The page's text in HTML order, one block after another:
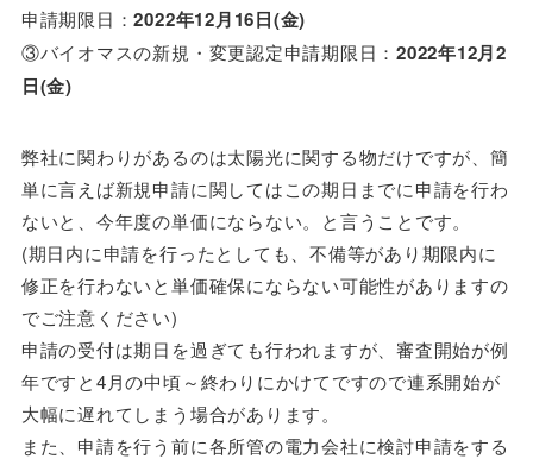
申請期限日：2022年12月16日(金)
③バイオマスの新規・変更認定申請期限日：2022年12月2
日(金)
弊社に関わりがあるのは太陽光に関する物だけですが、簡
単に言えば新規申請に関してはこの期日までに申請を行わ
ないと、今年度の単価にならない。と言うことです。
(期日内に申請を行ったとしても、不備等があり期限内に
修正を行わないと単価確保にならない可能性がありますの
でご注意ください)
申請の受付は期日を過ぎても行われますが、審査開始が例
年ですと4月の中頃～終わりにかけてですので連系開始が
大幅に遅れてしまう場合があります。
また、申請を行う前に各所管の電力会社に検討申請をする